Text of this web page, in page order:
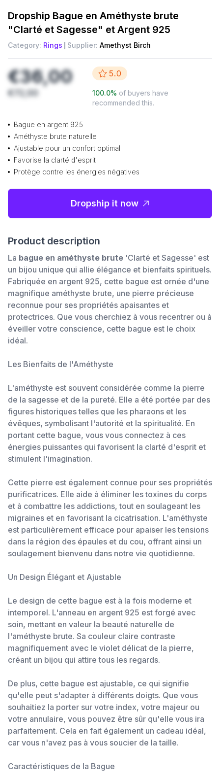
Dropship Bague en Améthyste brute
"Clarté et Sagesse" et Argent 925
Category: Rings Supplier: Amethyst Birch
€36,00
€72,00
5.0
100.0% of buyers have
recommended this.
Bague en argent 925
Améthyste brute naturelle
Ajustable pour un confort optimal
Favorise la clarté d'esprit
Protège contre les énergies négatives
Dropship it now
Product description
La bague en améthyste brute 'Clarté et Sagesse' est
un bijou unique qui allie élégance et bienfaits spirituels.
Fabriquée en argent 925, cette bague est ornée d'une
magnifique améthyste brute, une pierre précieuse
reconnue pour ses propriétés apaisantes et
protectrices. Que vous cherchiez à vous recentrer ou à
éveiller votre conscience, cette bague est le choix
idéal.
Les Bienfaits de l'Améthyste
L'améthyste est souvent considérée comme la pierre
de la sagesse et de la pureté. Elle a été portée par des
figures historiques telles que les pharaons et les
évêques, symbolisant l'autorité et la spiritualité. En
portant cette bague, vous vous connectez à ces
énergies puissantes qui favorisent la clarté d'esprit et
stimulent l'imagination.
Cette pierre est également connue pour ses propriétés
purificatrices. Elle aide à éliminer les toxines du corps
et à combattre les addictions, tout en soulageant les
migraines et en favorisant la cicatrisation. L'améthyste
est particulièrement efficace pour apaiser les tensions
dans la région des épaules et du cou, offrant ainsi un
soulagement bienvenu dans notre vie quotidienne.
Un Design Élégant et Ajustable
Le design de cette bague est à la fois moderne et
intemporel. L'anneau en argent 925 est forgé avec
soin, mettant en valeur la beauté naturelle de
l'améthyste brute. Sa couleur claire contraste
magnifiquement avec le violet délicat de la pierre,
créant un bijou qui attire tous les regards.
De plus, cette bague est ajustable, ce qui signifie
qu'elle peut s'adapter à différents doigts. Que vous
souhaitiez la porter sur votre index, votre majeur ou
votre annulaire, vous pouvez être sûr qu'elle vous ira
parfaitement. Cela en fait également un cadeau idéal,
car vous n'avez pas à vous soucier de la taille.
Caractéristiques de la Bague